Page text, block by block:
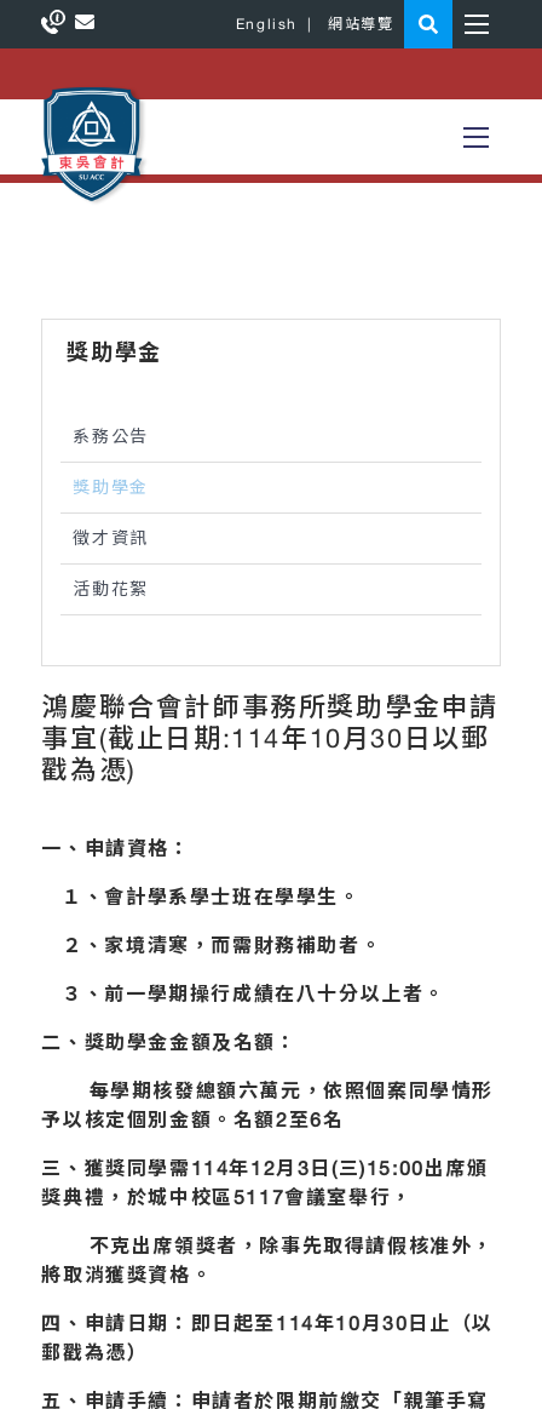
English 網站導覽
獎助學金
系務公告
獎助學金
徵才資訊
活動花絮
鴻慶聯合會計師事務所獎助學金申請
事宜(截止日期:114年10月30日以郵
戳為憑)
一、申請資格：
１、會計學系學士班在學學生。
２、家境清寒，而需財務補助者。
３、前一學期操行成績在八十分以上者。
二、獎助學金金額及名額：
每學期核發總額六萬元，依照個案同學情形
予以核定個別金額。名額2至6名
三、獲獎同學需114年12月3日(三)15:00出席頒
獎典禮，於城中校區5117會議室舉行，
不克出席領獎者，除事先取得請假核准外，
將取消獲獎資格。
四、申請日期：即日起至114年10月30日止（以
郵戳為憑）
五、申請手續：申請者於限期前繳交「親筆手寫